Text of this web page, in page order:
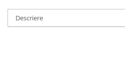
Descriere